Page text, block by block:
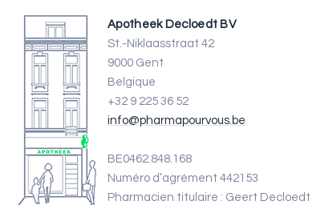
Apotheek Decloedt BV
St.-Niklaasstraat 42
9000 Gent
Belgique
+32 9 225 36 52
info@pharmapourvous.be
BE0462.848.168
Numéro d’agrément 442153
Pharmacien titulaire : Geert Decloedt